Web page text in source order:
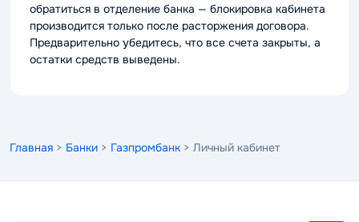
обратиться в отделение банка — блокировка кабинета
производится только после расторжения договора.
Предварительно убедитесь, что все счета закрыты, а
остатки средств выведены.
Главная > Банки > Газпромбанк > Личный кабинет